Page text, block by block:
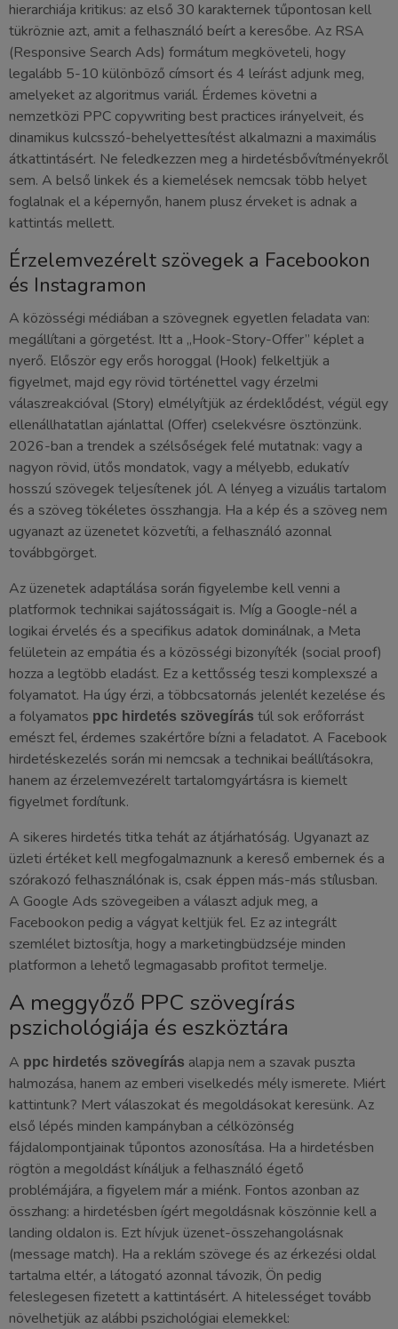
hierarchiája kritikus: az első 30 karakternek tűpontosan kell
tükröznie azt, amit a felhasználó beírt a keresőbe. Az RSA
(Responsive Search Ads) formátum megköveteli, hogy
legalább 5-10 különböző címsort és 4 leírást adjunk meg,
amelyeket az algoritmus variál. Érdemes követni a
nemzetközi PPC copywriting best practices irányelveit, és
dinamikus kulcsszó-behelyettesítést alkalmazni a maximális
átkattintásért. Ne feledkezzen meg a hirdetésbővítményekről
sem. A belső linkek és a kiemelések nemcsak több helyet
foglalnak el a képernyőn, hanem plusz érveket is adnak a
kattintás mellett.
Érzelemvezérelt szövegek a Facebookon
és Instagramon
A közösségi médiában a szövegnek egyetlen feladata van:
megállítani a görgetést. Itt a „Hook-Story-Offer” képlet a
nyerő. Először egy erős horoggal (Hook) felkeltjük a
figyelmet, majd egy rövid történettel vagy érzelmi
válaszreakcióval (Story) elmélyítjük az érdeklődést, végül egy
ellenállhatatlan ajánlattal (Offer) cselekvésre ösztönzünk.
2026-ban a trendek a szélsőségek felé mutatnak: vagy a
nagyon rövid, ütős mondatok, vagy a mélyebb, edukatív
hosszú szövegek teljesítenek jól. A lényeg a vizuális tartalom
és a szöveg tökéletes összhangja. Ha a kép és a szöveg nem
ugyanazt az üzenetet közvetíti, a felhasználó azonnal
továbbgörget.
Az üzenetek adaptálása során figyelembe kell venni a
platformok technikai sajátosságait is. Míg a Google-nél a
logikai érvelés és a specifikus adatok dominálnak, a Meta
felületein az empátia és a közösségi bizonyíték (social proof)
hozza a legtöbb eladást. Ez a kettősség teszi komplexszé a
folyamatot. Ha úgy érzi, a többcsatornás jelenlét kezelése és
a folyamatos ppc hirdetés szövegírás túl sok erőforrást
emészt fel, érdemes szakértőre bízni a feladatot. A Facebook
hirdetéskezelés során mi nemcsak a technikai beállításokra,
hanem az érzelemvezérelt tartalomgyártásra is kiemelt
figyelmet fordítunk.
A sikeres hirdetés titka tehát az átjárhatóság. Ugyanazt az
üzleti értéket kell megfogalmaznunk a kereső embernek és a
szórakozó felhasználónak is, csak éppen más-más stílusban.
A Google Ads szövegeiben a választ adjuk meg, a
Facebookon pedig a vágyat keltjük fel. Ez az integrált
szemlélet biztosítja, hogy a marketingbüdzséje minden
platformon a lehető legmagasabb profitot termelje.
A meggyőző PPC szövegírás
pszichológiája és eszköztára
A ppc hirdetés szövegírás alapja nem a szavak puszta
halmozása, hanem az emberi viselkedés mély ismerete. Miért
kattintunk? Mert válaszokat és megoldásokat keresünk. Az
első lépés minden kampányban a célközönség
fájdalompontjainak tűpontos azonosítása. Ha a hirdetésben
rögtön a megoldást kínáljuk a felhasználó égető
problémájára, a figyelem már a miénk. Fontos azonban az
összhang: a hirdetésben ígért megoldásnak köszönnie kell a
landing oldalon is. Ezt hívjuk üzenet-összehangolásnak
(message match). Ha a reklám szövege és az érkezési oldal
tartalma eltér, a látogató azonnal távozik, Ön pedig
feleslegesen fizetett a kattintásért. A hitelességet tovább
növelhetjük az alábbi pszichológiai elemekkel: